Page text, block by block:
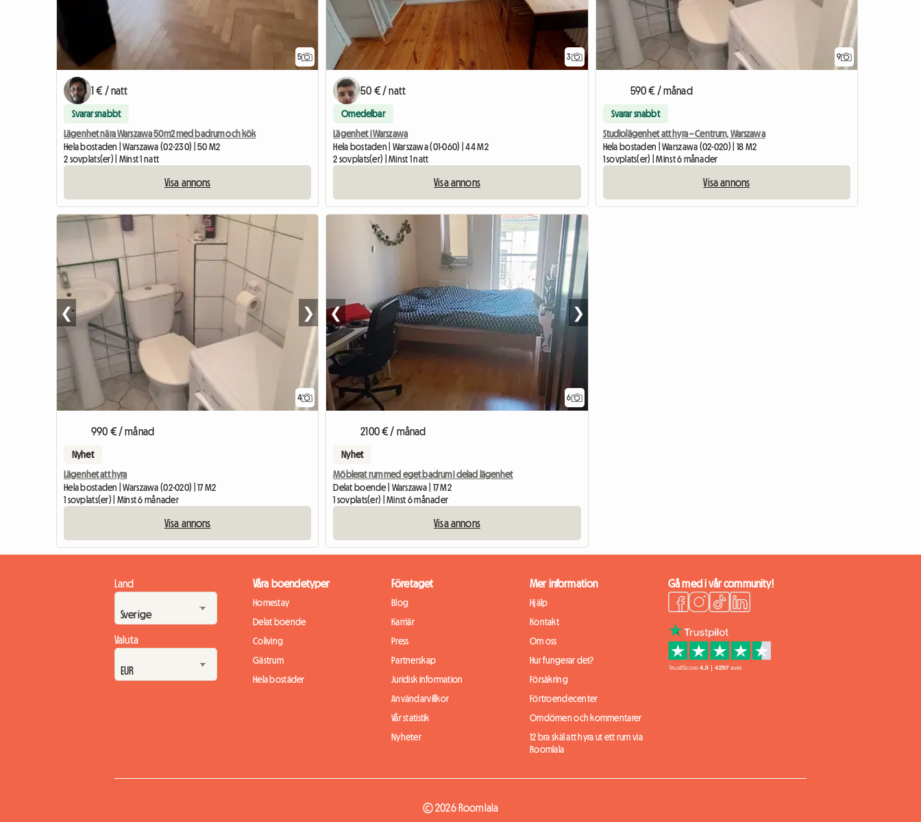
5
1 € / natt
Svarar snabbt
Lägenhet nära Warszawa 50m2 med badrum och kök
Hela bostaden | Warszawa (02-230) | 50 M2
2 sovplats(er) | Minst 1 natt
Visa annons
3
50 € / natt
Omedelbar
Lägenhet i Warszawa
Hela bostaden | Warszawa (01-060) | 44 M2
2 sovplats(er) | Minst 1 natt
Visa annons
9
590 € / månad
Svarar snabbt
Studiolägenhet att hyra – Centrum, Warszawa
Hela bostaden | Warszawa (02-020) | 18 M2
1 sovplats(er) | Minst 6 månader
Visa annons
4
❮ ❯
990 € / månad
Nyhet
Lägenhet att hyra
Hela bostaden | Warszawa (02-020) | 17 M2
1 sovplats(er) | Minst 6 månader
Visa annons
6
❮ ❯
2100 € / månad
Nyhet
Möblerat rum med eget badrum i delad lägenhet
Delat boende | Warszawa | 17 M2
1 sovplats(er) | Minst 6 månader
Visa annons
Land
Valuta
Våra boendetyper
Homestay
Delat boende
Coliving
Gästrum
Hela bostäder
Företaget
Blog
Karriär
Press
Partnerskap
Juridisk information
Användarvillkor
Vår statistik
Nyheter
Mer information
Hjälp
Kontakt
Om oss
Hur fungerar det?
Försäkring
Förtroendecenter
Omdömen och kommentarer
12 bra skäl att hyra ut ett rum via
Roomlala
Gå med i vår community!
© 2026 Roomlala